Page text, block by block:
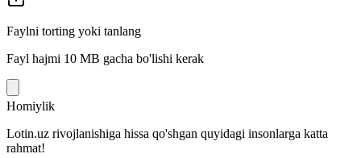
Faylni torting yoki tanlang
Fayl hajmi 10 MB gacha bo'lishi kerak
Homiylik
Lotin.uz rivojlanishiga hissa qo'shgan quyidagi insonlarga katta
rahmat!